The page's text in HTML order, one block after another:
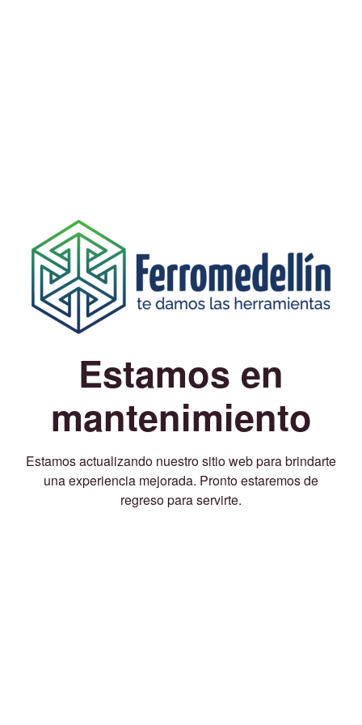
Estamos en
mantenimiento
Estamos actualizando nuestro sitio web para brindarte
una experiencia mejorada. Pronto estaremos de
regreso para servirte.